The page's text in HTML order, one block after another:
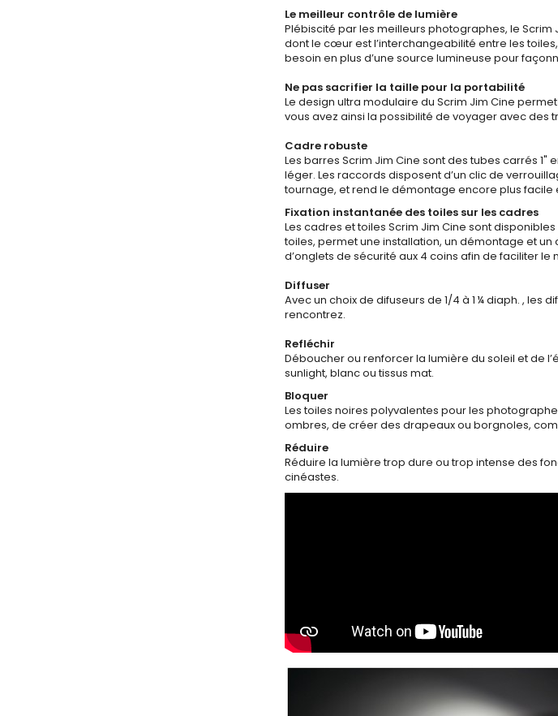
Le meilleur contrôle de lumière
Plébiscité par les meilleurs photographes, le
dont le cœur est l’interchangeabilité entre les
besoin en plus d’une source lumineuse pour
Ne pas sacrifier la taille pour la portabilité
Le design ultra modulaire du Scrim Jim Cine
vous avez ainsi la possibilité de voyager avec
Cadre robuste
Les barres Scrim Jim Cine sont des tubes carrés
léger. Les raccords disposent d’un clic de
tournage, et rend le démontage encore plus facile
Fixation instantanée des toiles sur les cadres
Les cadres et toiles Scrim Jim Cine sont
toiles, permet une installation, un démontage et
d’onglets de sécurité aux 4 coins afin de faciliter
Diffuser
Avec un choix de difuseurs de 1/4 à 1 ¼ diaph. ,
rencontrez.
Refléchir
Déboucher ou renforcer la lumière du soleil et de
sunlight, blanc ou tissus mat.
Bloquer
Les toiles noires polyvalentes pour les
ombres, de créer des drapeaux ou borgnoles,
Réduire
Réduire la lumière trop dure ou trop intense des
cinéastes.